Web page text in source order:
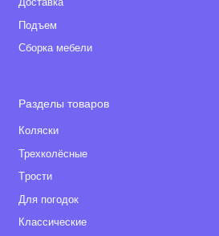
Доставка
Подъем
Сборка мебели
Разделы товаров
Коляски
Трехколёсные
Tрости
Для погодок
Классические